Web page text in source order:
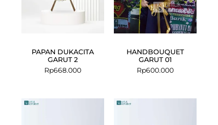
PAPAN DUKACITA
GARUT 2
Rp668.000
HANDBOUQUET
GARUT 01
Rp600.000